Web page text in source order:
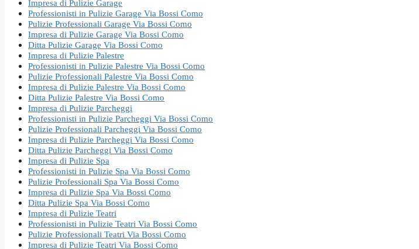
Impresa di Pulizie Garage
Professionisti in Pulizie Garage Via Bossi Como
Pulizie Professionali Garage Via Bossi Como
Impresa di Pulizie Garage Via Bossi Como
Ditta Pulizie Garage Via Bossi Como
Impresa di Pulizie Palestre
Professionisti in Pulizie Palestre Via Bossi Como
Pulizie Professionali Palestre Via Bossi Como
Impresa di Pulizie Palestre Via Bossi Como
Ditta Pulizie Palestre Via Bossi Como
Impresa di Pulizie Parcheggi
Professionisti in Pulizie Parcheggi Via Bossi Como
Pulizie Professionali Parcheggi Via Bossi Como
Impresa di Pulizie Parcheggi Via Bossi Como
Ditta Pulizie Parcheggi Via Bossi Como
Impresa di Pulizie Spa
Professionisti in Pulizie Spa Via Bossi Como
Pulizie Professionali Spa Via Bossi Como
Impresa di Pulizie Spa Via Bossi Como
Ditta Pulizie Spa Via Bossi Como
Impresa di Pulizie Teatri
Professionisti in Pulizie Teatri Via Bossi Como
Pulizie Professionali Teatri Via Bossi Como
Impresa di Pulizie Teatri Via Bossi Como